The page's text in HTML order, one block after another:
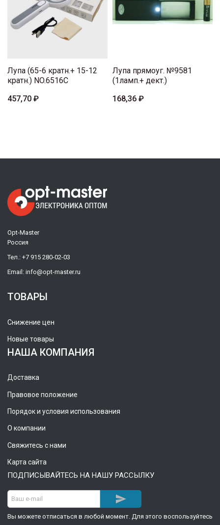
Лупа (65-6 кратн.+ 15-12
кратн.) NO.6516C
457,70 ₽
Лупа прямоуг. №9581
(1ламп.+ дект.)
168,36 ₽
Opt-Master
Россия
Тел.: +7 915 280-02-03
Email: info@opt-master.ru
ТОВАРЫ
Снижение цен
Новые товары
НАША КОМПАНИЯ
Доставка
Правовое положение
Порядок и условия использования
О компании
Свяжитесь с нами
Карта сайта
ПОДПИСЫВАЙТЕСЬ НА НАШУ РАССЫЛКУ

Вы можете отписаться в любой момент. Для этого воспользуйтесь